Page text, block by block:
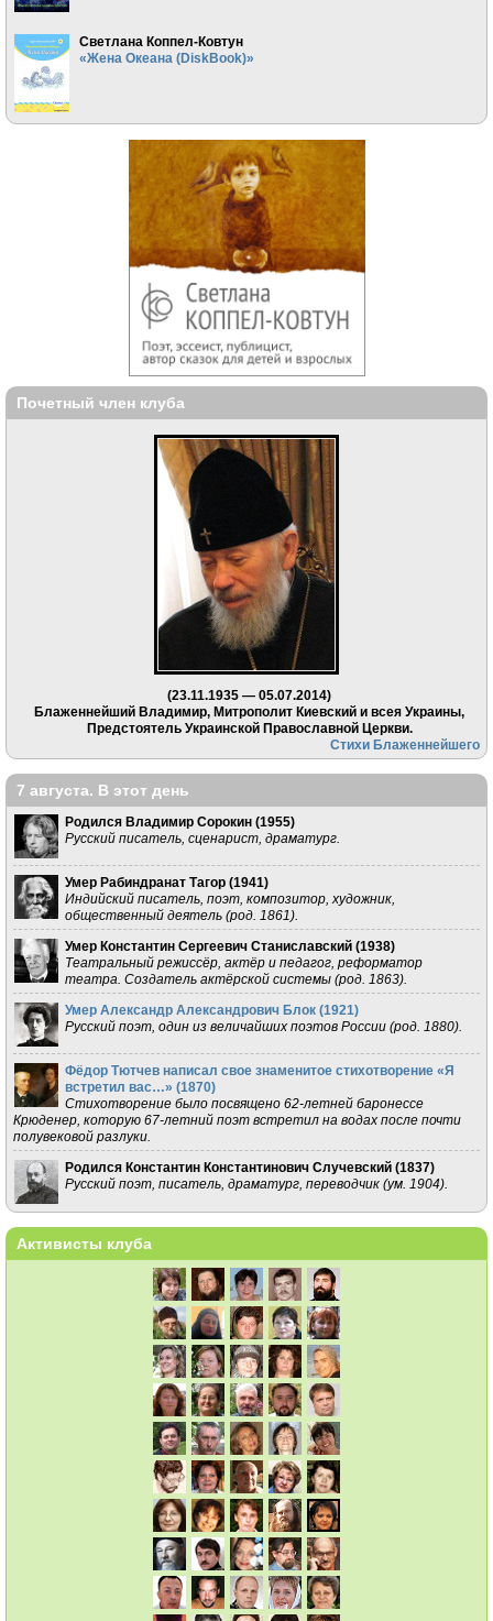
Светлана Коппел-Ковтун
«Жена Океана (DiskBook)»
Почетный член клуба
(23.11.1935 — 05.07.2014)
Блаженнейший Владимир, Митрополит Киевский и всея Украины,
Предстоятель Украинской Православной Церкви.
Стихи Блаженнейшего
7 августа. В этот день
Родился Владимир Сорокин (1955)
Русский писатель, сценарист, драматург.
Умер Рабиндранат Тагор (1941)
Индийский писатель, поэт, композитор, художник,
общественный деятель (род. 1861).
Умер Константин Сергеевич Станиславский (1938)
Театральный режиссёр, актёр и педагог, реформатор
театра. Создатель актёрской системы (род. 1863).
Умер Александр Александрович Блок (1921)
Русский поэт, один из величайших поэтов России (род. 1880).
Фёдор Тютчев написал свое знаменитое стихотворение «Я
встретил вас…» (1870)
Стихотворение было посвящено 62-летней баронессе
Крюденер, которую 67-летний поэт встретил на водах после почти
полувековой разлуки.
Родился Константин Константинович Случевский (1837)
Русский поэт, писатель, драматург, переводчик (ум. 1904).
Активисты клуба